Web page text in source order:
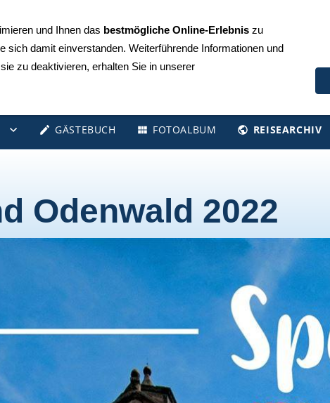
GÄSTEBUCH FOTOALBUM REISEARCHIV
Odenwald 2022
und Ihnen das bestmögliche Online-Erlebnis zu
sich damit einverstanden. Weiterführende Informationen und
zu deaktivieren, erhalten Sie in unserer